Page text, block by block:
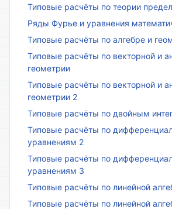
Типовые расчёты по теории
Ряды Фурье и уравнения
Типовые расчёты по алгебре и
Типовые расчёты по векторной и
геометрии
Типовые расчёты по векторной и
геометрии 2
Типовые расчёты по двойным
Типовые расчёты по
уравнениям 2
Типовые расчёты по
уравнениям 3
Типовые расчёты по линейной
Типовые расчёты по линейной